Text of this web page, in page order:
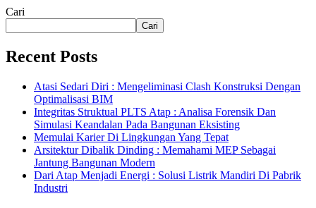
Cari
Cari
Recent Posts
Atasi Sedari Diri : Mengeliminasi Clash Konstruksi Dengan
Optimalisasi BIM
Integritas Struktual PLTS Atap : Analisa Forensik Dan
Simulasi Keandalan Pada Bangunan Eksisting
Memulai Karier Di Lingkungan Yang Tepat
Arsitektur Dibalik Dinding : Memahami MEP Sebagai
Jantung Bangunan Modern
Dari Atap Menjadi Energi : Solusi Listrik Mandiri Di Pabrik
Industri